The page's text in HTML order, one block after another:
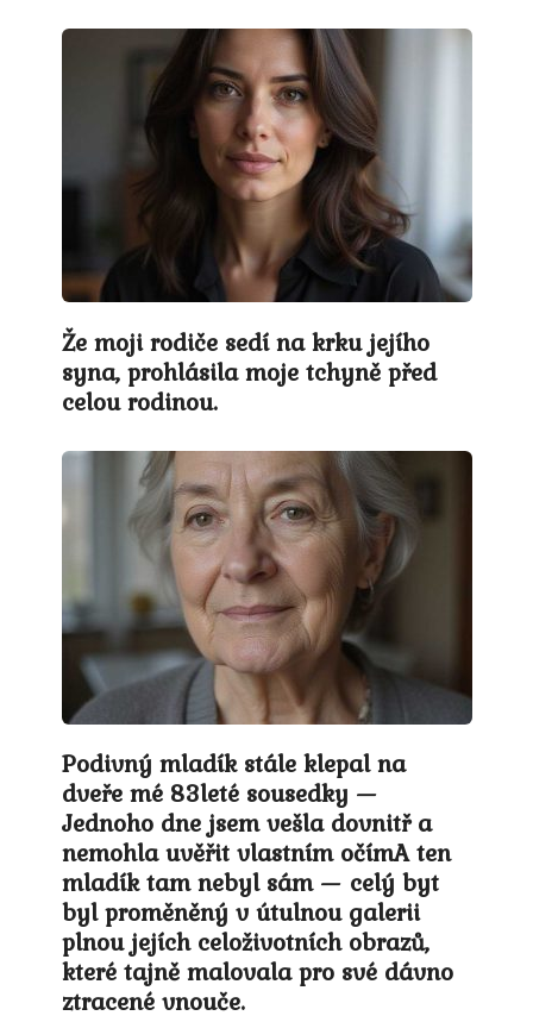
Že moji rodiče sedí na krku jejího
syna, prohlásila moje tchyně před
celou rodinou.
Podivný mladík stále klepal na
dveře mé 83leté sousedky —
Jednoho dne jsem vešla dovnitř a
nemohla uvěřit vlastním očímA ten
mladík tam nebyl sám — celý byt
byl proměněný v útulnou galerii
plnou jejích celoživotních obrazů,
které tajně malovala pro své dávno
ztracené vnouče.